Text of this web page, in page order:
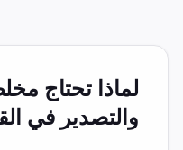
لماذا تحتاج
والتصدير في